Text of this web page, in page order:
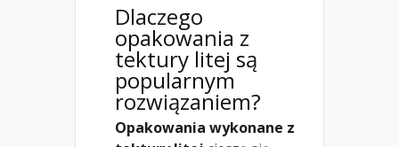
Dlaczego
opakowania z
tektury litej są
popularnym
rozwiązaniem?
Opakowania wykonane z